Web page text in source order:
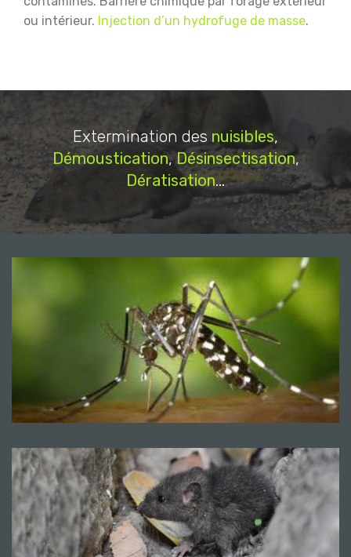
ou intérieur. Injection d’un hydrofuge de masse.
Extermination des nuisibles,
Démoustication,Désinsectisation,
Dératisation...